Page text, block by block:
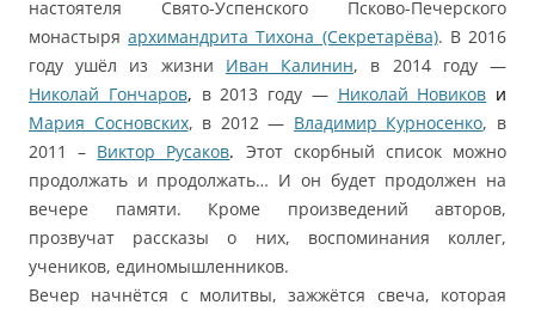
настоятеля Свято-Успенского Псково-Печерского
монастыряархимандрита Тихона (Секретарёва). В 2016
году ушёл из жизни Иван Калинин, в 2014 году —
Николай Гончаров, в 2013 году — Николай Новиков и
Мария Сосновских, в 2012 — Владимир Курносенко, в
2011 – Виктор Русаков. Этот скорбный список можно
продолжать и продолжать… И он будет продолжен на
вечере памяти. Кроме произведений авторов,
прозвучат рассказы о них, воспоминания коллег,
учеников, единомышленников.
Вечер начнётся с молитвы, зажжётся свеча, которая